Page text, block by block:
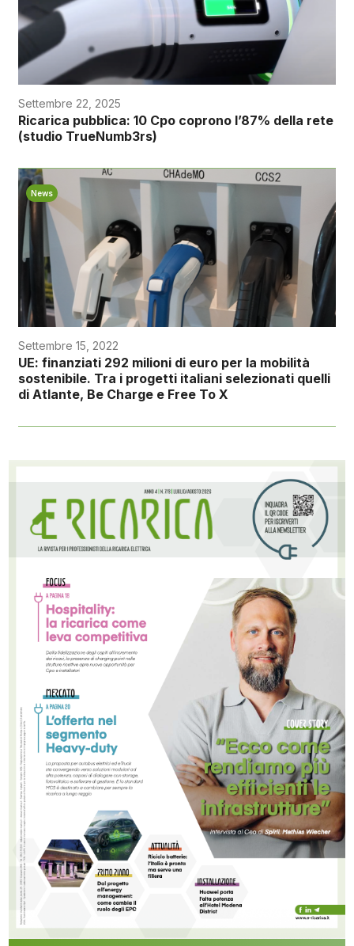
Settembre 22, 2025
Ricarica pubblica: 10 Cpo coprono l’87% della rete
(studio TrueNumb3rs)
News
Settembre 15, 2022
UE: finanziati 292 milioni di euro per la mobilità
sostenibile. Tra i progetti italiani selezionati quelli
di Atlante, Be Charge e Free To X